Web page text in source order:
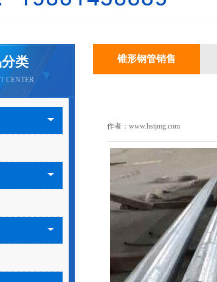
类
CENTER
锥形钢管销售
作者：www.hstjmg.com